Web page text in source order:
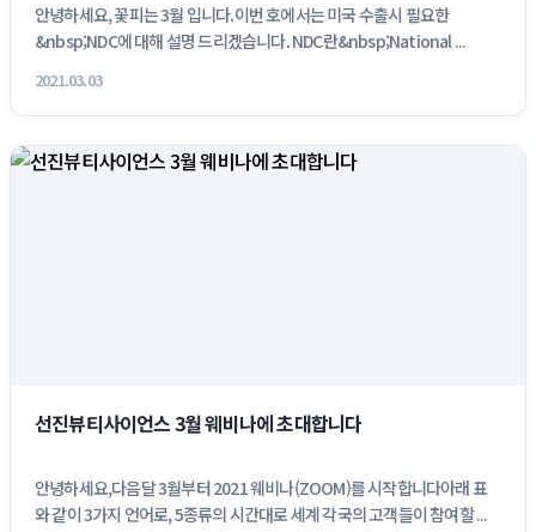
안녕하세요, 꽃피는 3월 입니다.이번 호에서는 미국 수출시 필요한
&nbsp;NDC에 대해 설명 드리겠습니다. NDC란&nbsp;National ...
2021.03.03
선진뷰티사이언스 3월 웨비나에 초대합니다
안녕하세요,다음달 3월부터 2021 웨비나(ZOOM)를 시작합니다아래 표
와 같이 3가지 언어로, 5종류의 시간대로 세계 각국의 고객들이 참여할 ...